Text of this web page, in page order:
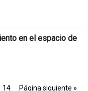
en el espacio de
14 Página siguiente »